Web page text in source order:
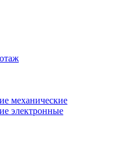
механические
электронные